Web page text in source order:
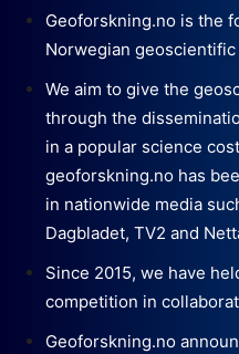
Geoforskning.no is the
Norwegian
We aim to give the
through the
in a popular science
geoforskning.no has
in nationwide media
Dagbladet, TV2 and
Since 2015, we have
competition in
Geoforskning.no